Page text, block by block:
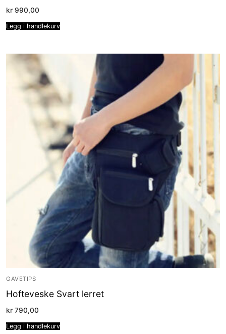
kr 990,00
Legg i handlekurv
GAVETIPS
Hofteveske Svart lerret
kr 790,00
Legg i handlekurv